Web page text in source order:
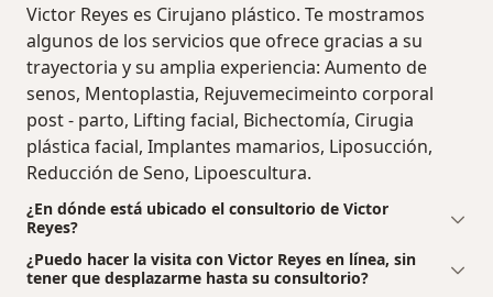
Victor Reyes es Cirujano plástico. Te mostramos
algunos de los servicios que ofrece gracias a su
trayectoria y su amplia experiencia: Aumento de
senos, Mentoplastia, Rejuvemecimeinto corporal
post - parto, Lifting facial, Bichectomía, Cirugia
plástica facial, Implantes mamarios, Liposucción,
Reducción de Seno, Lipoescultura.
¿En dónde está ubicado el consultorio de Victor
Reyes?
¿Puedo hacer la visita con Victor Reyes en línea, sin
tener que desplazarme hasta su consultorio?